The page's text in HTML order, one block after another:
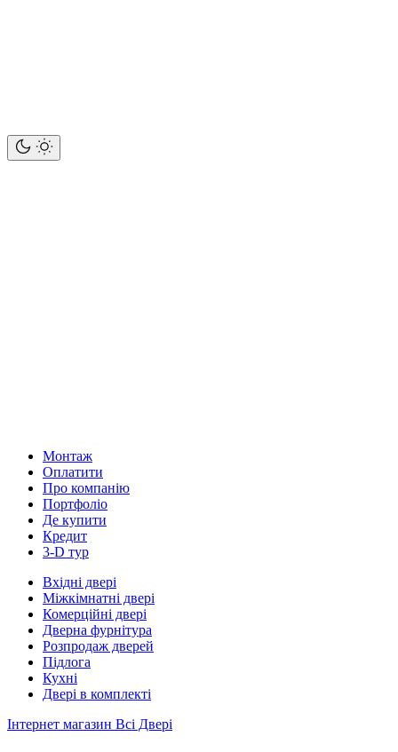
Монтаж
Оплатити
Про компанію
Портфоліо
Де купити
Кредит
3-D тур
Вхідні двері
Міжкімнатні двері
Комерційні двері
Дверна фурнітура
Розпродаж дверей
Підлога
Кухні
Двері в комплекті
Інтернет магазин Всі Двері